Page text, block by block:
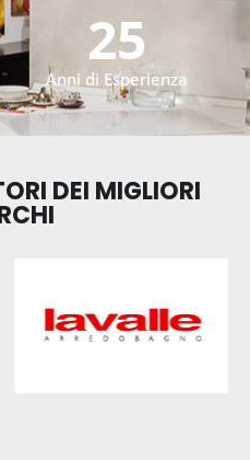
Anni di Esperienza
25
DEI MIGLIORI